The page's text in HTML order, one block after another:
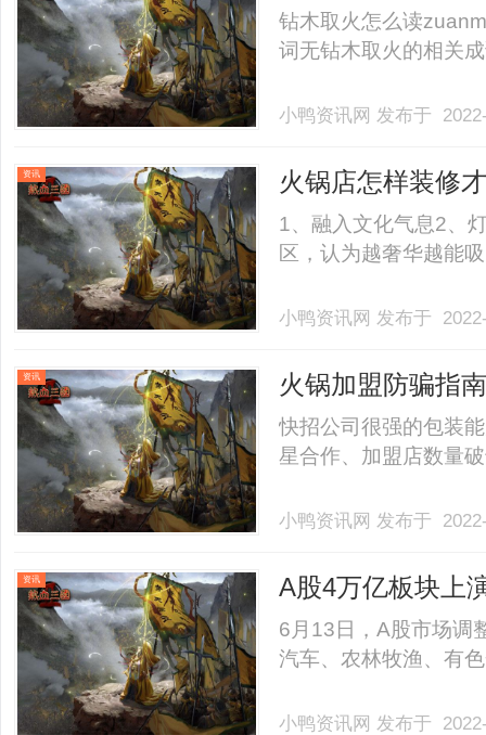
读
钻木取火怎么读
词无钻木取火的相关
小鸭资讯网 发布于
资讯 火锅店怎样装修
1、融入文化气息2、
区，认为越奢华越能
小鸭资讯网 发布于
资讯 火锅加盟防骗指
快招公司很强的包装
星合作、加盟店数量
小鸭资讯网 发布于
资讯 A股4万亿板块上
6月13日，A股市场调
汽车、农林牧渔、有
小鸭资讯网 发布于